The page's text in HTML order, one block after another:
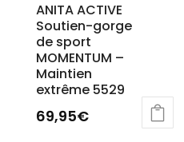
ANITA ACTIVE
Soutien-gorge
de sport
MOMENTUM –
Maintien
extrême 5529
69,95€